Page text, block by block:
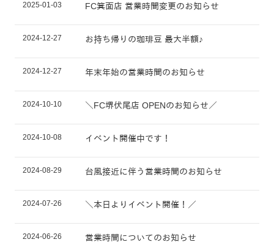
2025-01-03 FC箕面店 営業時間変更のお知らせ
2024-12-27 お持ち帰りの珈琲豆 最大半額♪
2024-12-27 年末年始の営業時間のお知らせ
2024-10-10 ＼FC堺伏尾店 OPENのお知らせ／
2024-10-08 イベント開催中です！
2024-08-29 台風接近に伴う営業時間のお知らせ
2024-07-26 ＼本日よりイベント開催！／
2024-06-26 営業時間についてのお知らせ